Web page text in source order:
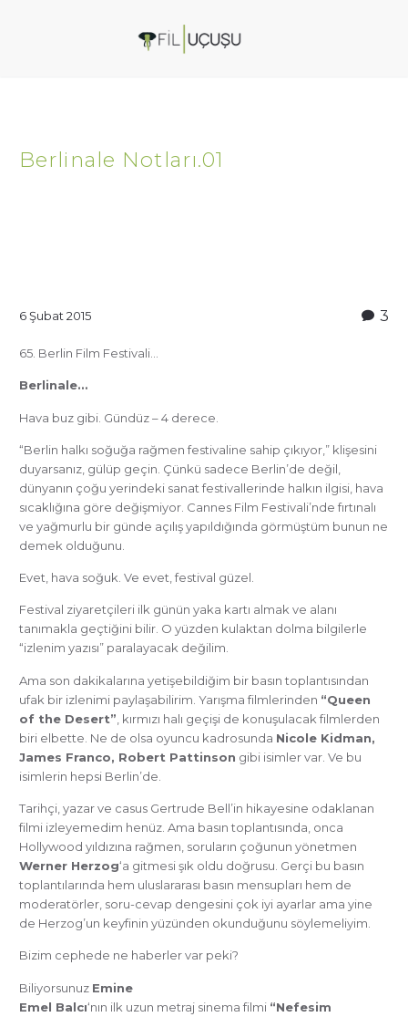
Berlinale Notları.01
3
6 Şubat 2015
65. Berlin Film Festivali…
Berlinale…
Hava buz gibi. Gündüz – 4 derece.
“Berlin halkı soğuğa rağmen festivaline sahip çıkıyor,” klişesini
duyarsanız, gülüp geçin. Çünkü sadece Berlin’de değil,
dünyanın çoğu yerindeki sanat festivallerinde halkın ilgisi, hava
sıcaklığına göre değişmiyor. Cannes Film Festivali’nde fırtınalı
ve yağmurlu bir günde açılış yapıldığında görmüştüm bunun ne
demek olduğunu.
Evet, hava soğuk. Ve evet, festival güzel.
Festival ziyaretçileri ilk günün yaka kartı almak ve alanı
tanımakla geçtiğini bilir. O yüzden kulaktan dolma bilgilerle
“izlenim yazısı” paralayacak değilim.
Ama son dakikalarına yetişebildiğim bir basın toplantısından
ufak bir izlenimi paylaşabilirim. Yarışma filmlerinden “Queen
of the Desert” , kırmızı halı geçişi de konuşulacak filmlerden
biri elbette. Ne de olsa oyuncu kadrosunda Nicole Kidman,
James Franco, Robert Pattinson gibi isimler var. Ve bu
isimlerin hepsi Berlin’de.
Tarihçi, yazar ve casus Gertrude Bell’in hikayesine odaklanan
filmi izleyemedim henüz. Ama basın toplantısında, onca
Hollywood yıldızına rağmen, soruların çoğunun yönetmen
Werner Herzog‘a gitmesi şık oldu doğrusu. Gerçi bu basın
toplantılarında hem uluslararası basın mensupları hem de
moderatörler, soru-cevap dengesini çok iyi ayarlar ama yine
de Herzog’un keyfinin yüzünden okunduğunu söylemeliyim.
Bizim cephede ne haberler var peki?
Biliyorsunuz Emine
Emel Balcı‘nın ilk uzun metraj sinema filmi “Nefesim